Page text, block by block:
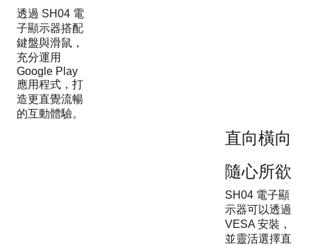
透過 SH04 電
子顯示器搭配
鍵盤與滑鼠，
充分運用
Google Play
應用程式，打
造更直覺流暢
的互動體驗。
直向橫向
隨心所欲
SH04 電子顯
示器可以透過
VESA 安裝，
並靈活選擇直